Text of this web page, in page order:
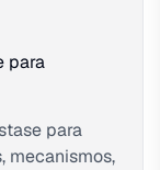
para
para
mecanismos,